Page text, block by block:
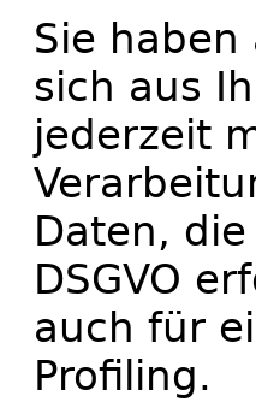
Sie
sich aus
jederzeit
Daten,
DSGVO
auch für
Profiling.